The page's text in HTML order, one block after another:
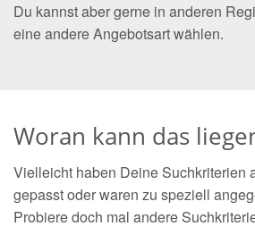
Du kannst aber gerne in anderen
eine andere Angebotsart wählen.
Woran kann das
Vielleicht haben Deine Suchkriterien
gepasst oder waren zu speziell
Probiere doch mal andere